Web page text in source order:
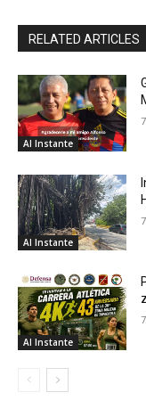
RELATED ARTICLES
Al Instante
Al Instante
Al Instante